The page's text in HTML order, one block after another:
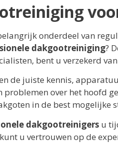
onderdeel van
dakgootreiniging?
bent u verzekerd
de juiste kennis,
over het hoofd
in de best mogelijke
dakgootreinigers u
u vertrouwen op de